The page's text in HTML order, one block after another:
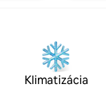
Klimatizácia